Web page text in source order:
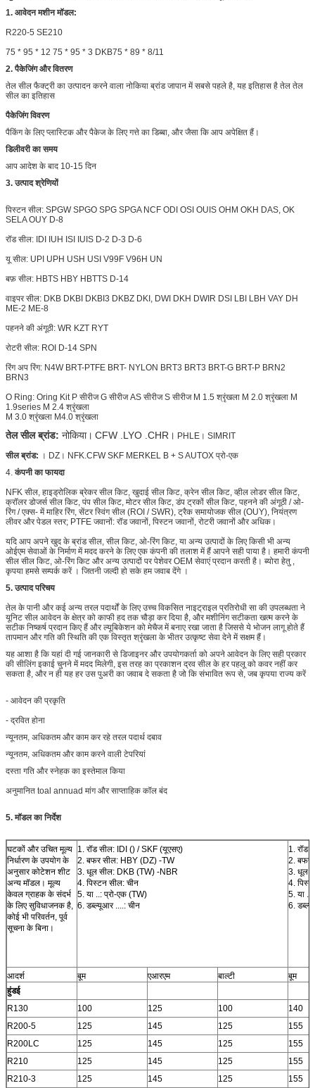
1. आवेदन मशीन मॉडल:
R220-5 SE210
75 * 95 * 12 75 * 95 * 3 DKB75 * 89 * 8/11
2. पैकेजिंग और वितरण
तेल सील फैक्ट्री का उत्पादन करने वाला नोकिया ब्रांड जापान में सबसे पहले है, यह इतिहास है तेल तेल
सील का इतिहास
पैकेजिंग विवरण
पैकिंग के लिए प्लास्टिक और पैकेज के लिए गत्ते का डिब्बा, और जैसा कि आप अपेक्षित हैं।
डिलीवरी का समय
आप आदेश के बाद 10-15 दिन
3. उत्पाद श्रेणियों
पिस्टन सील: SPGW SPGO SPG SPGA NCF ODI OSI OUIS OHM OKH DAS, OK
SELA OUY D-8
रॉड सील: IDI IUH ISI IUIS D-2 D-3 D-6
यू सील: UPI UPH USH USI V99F V96H UN
बफ़ सील: HBTS HBY HBTTS D-14
वाइपर सील: DKB DKBI DKBI3 DKBZ DKI, DWI DKH DWIR DSI LBI LBH VAY DH
ME-2 ME-8
पहनने की अंगूठी: WR KZT RYT
रोटरी सील: ROI D-14 SPN
रिंग अप रिंग: N4W BRT-PTFE BRT- NYLON BRT3 BRT3 BRT-G BRT-P BRN2
BRN3
O Ring: Oring Kit P सीरीज G सीरीज AS सीरीज S सीरीज M 1.5 श्रृंखला M 2.0 श्रृंखला M
1.9series M 2.4 श्रृंखला
M 3.0 श्रृंखला M4.0 श्रृंखला
तेल सील ब्रांड: नोकिया। CFW .LYO .CHR। PHLE। SIMRIT
सील ब्रांड: । DZ। NFK.CFW SKF MERKEL B + S AUTOX प्रो-एक
4. कंपनी का फायदा
NFK सील, हाइड्रोलिक ब्रेकर सील किट, खुदाई सील किट, क्रेन सील किट, व्हील लोडर सील किट,
क्रॉलर डोजर्स सील किट, पंप सील किट, मोटर सील किट, डंप ट्रकों सील किट, पहनने की अंगूठी / ओ-
रिंग / एक्स- में माहिर रिंग, सेंटर स्विंग सील (ROI / SWR), ट्रैक समायोजक सील (OUY), नियंत्रण
लीवर और पेडल स्तर; PTFE जवानों: रॉड जवानों, पिस्टन जवानों, रोटरी जवानों और अधिक।
यदि आप अपने खुद के ब्रांड सील, सील किट, ओ-रिंग किट, या अन्य उत्पादों के लिए किसी भी अन्य
ओईएम सेवाओं के निर्माण में मदद करने के लिए एक कंपनी की तलाश में हैं आपने सही पाया है। हमारी कंपनी
सील सील किट, ओ-रिंग किट और अन्य उत्पादों पर पेशेवर OEM सेवाएं प्रदान करती है। ब्योरा हेतु ,
कृपया हमसे सम्पर्क करें । जितनी जल्दी हो सके हम जवाब देंगे ।
5. उत्पाद परिचय
तेल के पानी और कई अन्य तरल पदार्थों के लिए उच्च विकसित नाइट्राइल प्रतिरोधी सा की उपलब्धता ने
यूनिट सील आवेदन के क्षेत्र को काफी हद तक चौड़ा कर दिया है, और मशीनिंग सटीकता खत्म करने के
सटीक निष्कर्ष प्रदान किए हैं और ल्यूबिकेशन को मेचैज में बनाए रखा जाता है जिससे ये भोजन लागू होते हैं
तापमान और गति की स्थिति की एक विस्तृत श्रृंखला के भीतर उत्कृष्ट सेवा देने में सक्षम हैं।
यह आशा है कि यहां दी गई जानकारी से डिजाइनर और उपयोगकर्ता को अपने आवेदन के लिए सही प्रकार
की सीलिंग इकाई चुनने में मदद मिलेगी, इस तरह का प्रकाशन द्रव सील के हर पहलू को कवर नहीं कर
सकता है, और न ही यह हर उस पुअरी का जवाब दे सकता है जो कि संभावित रूप से, जब कृपया राज्य करें
- आवेदन की प्रकृति
- द्रवित होना
न्यूनतम, अधिकतम और काम कर रहे तरल पदार्थ दबाव
न्यूनतम, अधिकतम और काम करने वाली टेपरियां
दस्ता गति और स्नेहक का इस्तेमाल किया
अनुमानित toal annuad मांग और साप्ताहिक कॉल बंद
5. मॉडल का निर्देश
घटकों और उचित मूल्य
निर्धारण के उपयोग के
अनुसार कोटेशन शीट
अन्य मॉडल। मूल्य
केवल ग्राहक के संदर्भ
के लिए सुविधाजनक है,
कोई भी परिवर्तन, पूर्व
सूचना के बिना।
1. रॉड सील: IDI () / SKF (यूएसए)
2. बफर सील: HBY (DZ) -TW
3. धूल सील: DKB (TW) -NBR
4. पिस्टन सील: चीन
5. या ..: प्रो-एक (TW)
6. डब्ल्यूआर ....: चीन
1. रॉड
2. बफर
3. धूल
4.
5. या ..:
6.
आदर्श बूम एआरएम बाल्टी
बूम
हुंडई
R130
100 125 100
140
R200-5
125 145 125
155
R200LC
125 145 125
155
R210
125 145 125
155
R210-3
125 145 125 155